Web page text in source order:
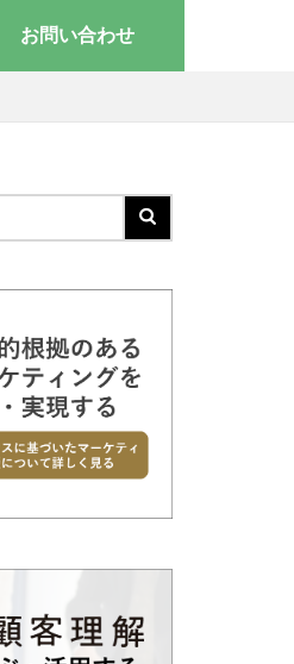
お問い合わせ